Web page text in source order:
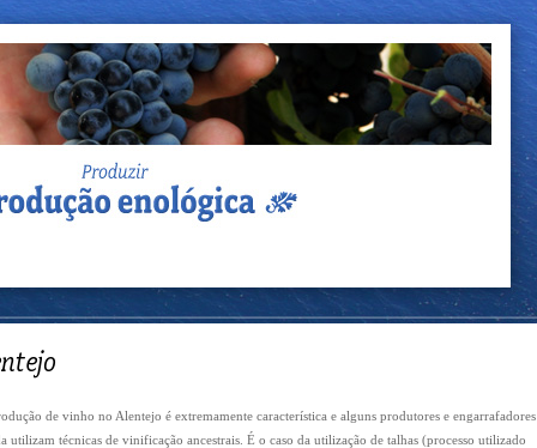
de vinho no Alentejo é extremamente característica e alguns produtores e engarrafadores
utilizam técnicas de vinificação ancestrais. É o caso da utilização de talhas (processo utilizado